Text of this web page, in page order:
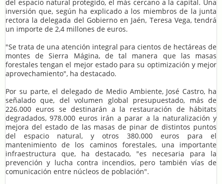
del espacio natural protegido, el más cercano a la capital. Una
inversión que, según ha explicado a los miembros de la junta
rectora la delegada del Gobierno en Jaén, Teresa Vega, tendrá
un importe de 2,4 millones de euros.
"Se trata de una atención integral para cientos de hectáreas de
montes de Sierra Mágina, de tal manera que las masas
forestales tengan el mejor estado para su optimización y mejor
aprovechamiento", ha destacado.
Por su parte, el delegado de Medio Ambiente, José Castro, ha
señalado que, del volumen global presupuestado, más de
226.000 euros se destinarán a la restauración de hábitats
degradados, 978.000 euros irán a parar a la naturalización y
mejora del estado de las masas de pinar de distintos puntos
del espacio natural, y otros 380.000 euros para el
mantenimiento de los caminos forestales, una importante
infraestructura que, ha destacado, "es necesaria para la
prevención y lucha contra incendios, pero también vías de
comunicación entre núcleos de población".